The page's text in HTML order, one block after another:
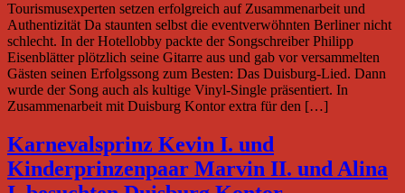
Tourismusexperten setzen erfolgreich auf Zusammenarbeit und
Authentizität Da staunten selbst die eventverwöhnten Berliner nicht
schlecht. In der Hotellobby packte der Songschreiber Philipp
Eisenblätter plötzlich seine Gitarre aus und gab vor versammelten
Gästen seinen Erfolgssong zum Besten: Das Duisburg-Lied. Dann
wurde der Song auch als kultige Vinyl-Single präsentiert. In
Zusammenarbeit mit Duisburg Kontor extra für den […]
Karnevalsprinz Kevin I. und
Kinderprinzenpaar Marvin II. und Alina